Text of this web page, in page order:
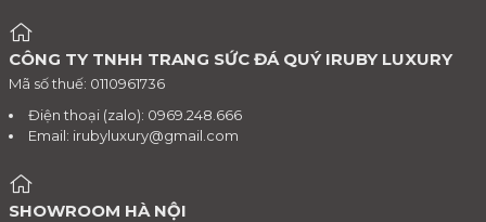
CÔNG TY TNHH TRANG SỨC ĐÁ QUÝ IRUBY LUXURY
Mã số thuế: 0110961736
Điện thoại (zalo): 0969.248.666
Email: irubyluxury@gmail.com
SHOWROOM HÀ NỘI